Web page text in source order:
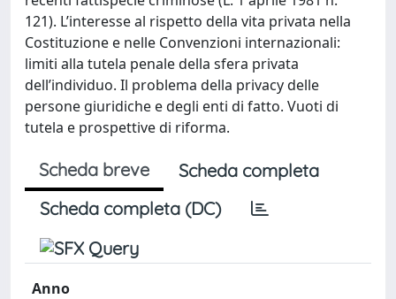
121). L’interesse al rispetto della vita privata nella
Costituzione e nelle Convenzioni internazionali:
limiti alla tutela penale della sfera privata
dell’individuo. Il problema della privacy delle
persone giuridiche e degli enti di fatto. Vuoti di
tutela e prospettive di riforma.
Scheda breve
Scheda completa
Scheda completa (DC)
Anno